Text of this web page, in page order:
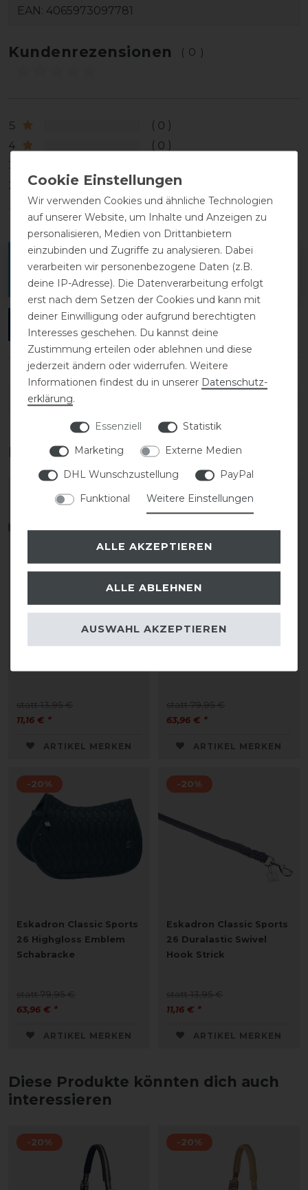
EAN: 4065973097781
Kundenrezensionen (0)
5
0
4
0
3
2
0
1
0
Melde dich an, um eine Kundenrezension zu
verfassen.
ANMELDEN
DETAILS ZUR PRODUKTSICHERHEIT
Das perfekte Zubehör für dich
Eskadron Classic Sports
statt 13,95 €
11,16 € *
ARTIKEL MERKEN
-20%
Eskadron Classic Sports
statt 79,95 €
63,96 € *
ARTIKEL MERKEN
-20%
Eskadron Classic Sports
26 Highgloss Emblem
Schabracke
statt 79,95 €
63,96 € *
ARTIKEL MERKEN
-20%
Eskadron Classic Sports
26 Duralastic Swivel
Hook Strick
statt 13,95 €
11,16 € *
ARTIKEL MERKEN
Diese Produkte könnten dich auch
interessieren
-20% -20%
Wir verwenden Cookies und ähnliche Technologien
auf unserer Website, um Inhalte und Anzeigen zu
personalisieren, Medien von Drittanbietern
einzubinden und Zugriffe zu analysieren. Dabei
verarbeiten wir personenbezogene Daten (z.B.
deine IP-Adresse). Die Datenverarbeitung erfolgt
erst nach dem Setzen der Cookies und kann mit
deiner Einwilligung oder aufgrund berechtigten
Interesses geschehen. Du kannst deine
Zustimmung erteilen oder ablehnen und diese
jederzeit ändern oder widerrufen. Weitere
Informationen findest du in unserer Daten­schutz­
erklärung.
Essenziell
Statistik
Marketing
Externe Medien
DHL Wunschzustellung
PayPal
Funktional
Weitere Einstellungen
ALLE AKZEPTIEREN
ALLE ABLEHNEN
AUSWAHL AKZEPTIEREN